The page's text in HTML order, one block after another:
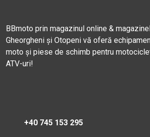
BBmoto prin magazinul online &
Gheorgheni și Otopeni vă oferă
moto și piese de schimb pentru
ATV-uri!
+40 745 153 295